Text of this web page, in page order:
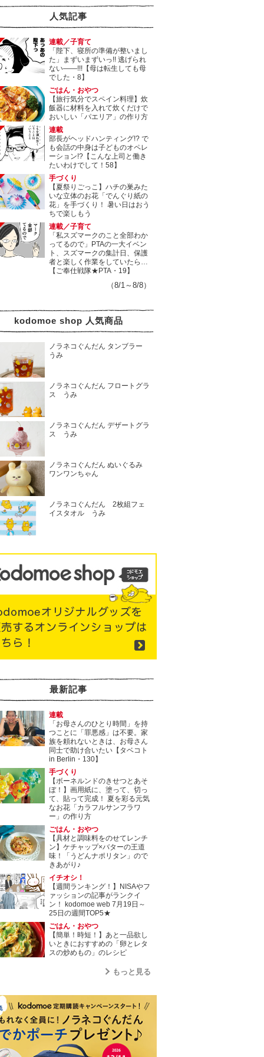
人気記事
連載／子育て
「陛下、寝所の準備が整いまし
た」まずいまずいっ!! 逃げられ
ない――!!!【母は転生しても母
でした・8】
ごはん・おやつ
【旅行気分でスペイン料理】炊
飯器に材料を入れて炊くだけで
おいしい「パエリア」の作り方
連載
部長がヘッドハンティング!? で
も会話の中身は子どものオペレ
ーション!?【こんな上司と働き
たいわけでして！58】
手づくり
【夏祭りごっこ】ハチの巣みた
いな立体のお花「でんぐり紙の
花」を手づくり！ 暑い日はおう
ちで楽しもう
連載／子育て
「私スズマークのこと全部わか
ってるので」PTAの一大イベン
ト、スズマークの集計日、保護
者と楽しく作業をしていたら…
【ご奉仕戦隊★PTA・19】
（8/1～8/8）
kodomoe shop 人気商品
ノラネコぐんだん タンブラー
うみ
ノラネコぐんだん フロートグラ
ス うみ
ノラネコぐんだん デザートグラ
ス うみ
ノラネコぐんだん ぬいぐるみ
ワンワンちゃん
ノラネコぐんだん 2枚組フェ
イスタオル うみ
最新記事
連載
「お母さんのひとり時間」を持
つことに「罪悪感」は不要。家
族を頼れないときは、お母さん
同士で助け合いたい【タベコト
in Berlin・130】
手づくり
【ボーネルンドのきせつとあそ
ぼ！】画用紙に、塗って、切っ
て、貼って完成！ 夏を彩る元気
なお花「カラフルサンフラワ
ー」の作り方
ごはん・おやつ
【具材と調味料をのせてレンチ
ン】ケチャップ×バターの王道
味！「うどんナポリタン」ので
きあがり♪
イチオシ！
【週間ランキング！】NISAやフ
ァッションの記事がランクイ
ン！ kodomoe web 7月19日～
25日の週間TOP5★
ごはん・おやつ
【簡単！時短！】あと一品欲し
いときにおすすめの「卵とレタ
スの炒めもの」のレシピ
もっと見る